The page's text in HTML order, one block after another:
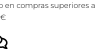
en compras superiores a